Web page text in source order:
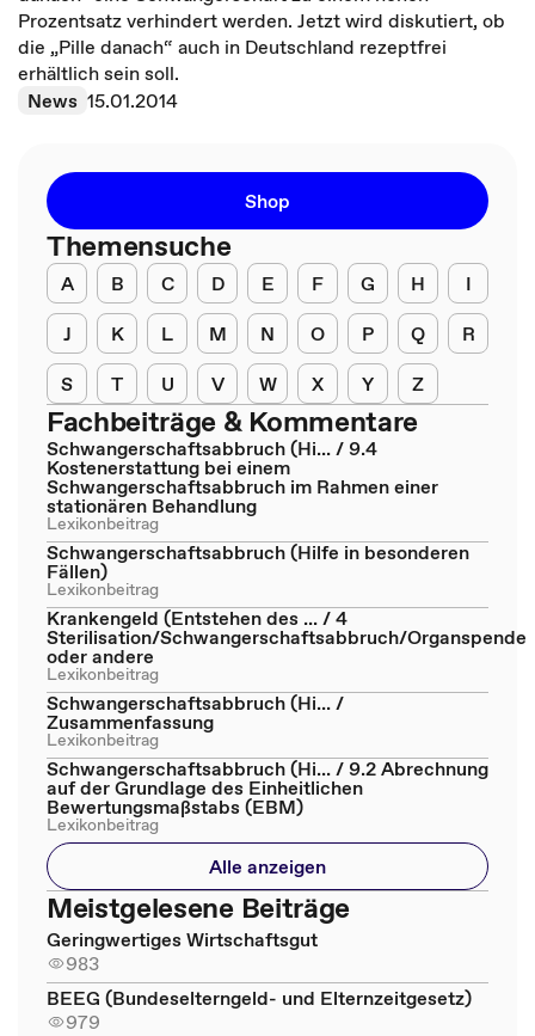
Prozentsatz verhindert werden. Jetzt wird diskutiert, ob
die „Pille danach“ auch in Deutschland rezeptfrei
erhältlich sein soll.
News 15.01.2014
Shop
Themensuche
A B C D E F G H
I
J
K L M N O P Q
R
S
T U V W X Y Z
Fachbeiträge & Kommentare
Schwangerschaftsabbruch (Hi... / 9.4
Kostenerstattung bei einem
Schwangerschaftsabbruch im Rahmen einer
stationären Behandlung
Lexikonbeitrag
Schwangerschaftsabbruch (Hilfe in besonderen
Fällen)
Lexikonbeitrag
Krankengeld (Entstehen des ... / 4
Sterilisation/Schwangerschaftsabbruch/Organspende
oder andere
Lexikonbeitrag
Schwangerschaftsabbruch (Hi... /
Zusammenfassung
Lexikonbeitrag
Schwangerschaftsabbruch (Hi... / 9.2 Abrechnung
auf der Grundlage des Einheitlichen
Bewertungsmaßstabs (EBM)
Lexikonbeitrag
Alle anzeigen
Meistgelesene Beiträge
Geringwertiges Wirtschaftsgut
983
BEEG (Bundeselterngeld- und Elternzeitgesetz)
979